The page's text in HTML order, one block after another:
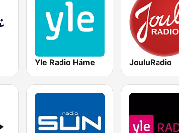
Yle Radio Häme JouluRadio